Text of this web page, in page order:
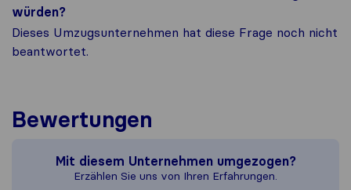
würden?
Dieses Umzugsunternehmen hat diese Frage noch nicht
beantwortet.
Bewertungen
Mit diesem Unternehmen umgezogen?
Erzählen Sie uns von Ihren Erfahrungen.